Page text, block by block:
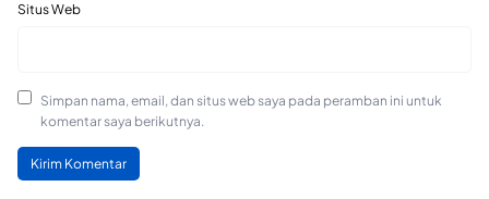
Situs Web
Simpan nama, email, dan situs web saya pada peramban ini untuk
komentar saya berikutnya.